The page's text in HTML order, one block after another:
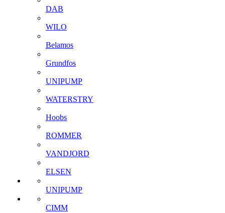
DAB
WILO
Belamos
Grundfos
UNIPUMP
WATERSTRY
Hoobs
ROMMER
VANDJORD
ELSEN
UNIPUMP
CIMM